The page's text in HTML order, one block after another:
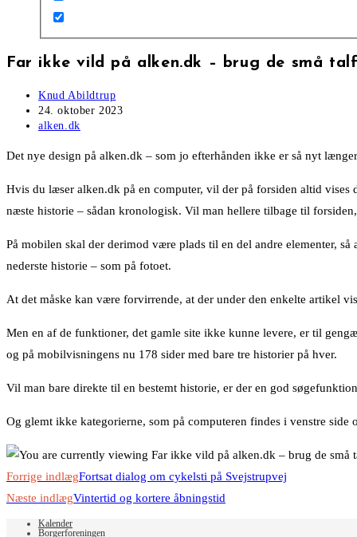
Far ikke vild på alken.dk – brug de små
Post
author:
Knud Abildtrup
Post
published:
24. oktober 2023
Post
alken.dk
Det nye design på alken.dk – som jo efterhånden ikke er så nyt
Hvis du læser alken.dk på en computer, vil der på forsiden altid
næste historie – sådan kronologisk. Vil man hellere tilbage til
På mobilen skal der derimod være plads til en del andre elementer,
nederste historie – som på fotoet.
At det måske kan være forvirrende, at der under den enkelte artikel
Men en af de funktioner, det gamle site ikke kunne levere, er til
og på mobilvisningens nu 178 sider med bare tre historier på hver.
Vil man bare direkte til en bestemt historie, er der en god
Og glemt ikke kategorierne, som på computeren findes i venstre
Read
more
articles
Forrige indlægFortsat dialog om cykelsti på Svejstrupvej
Næste indlægVintertid og kortere åbningstid
Kalender
Borgerforeningen